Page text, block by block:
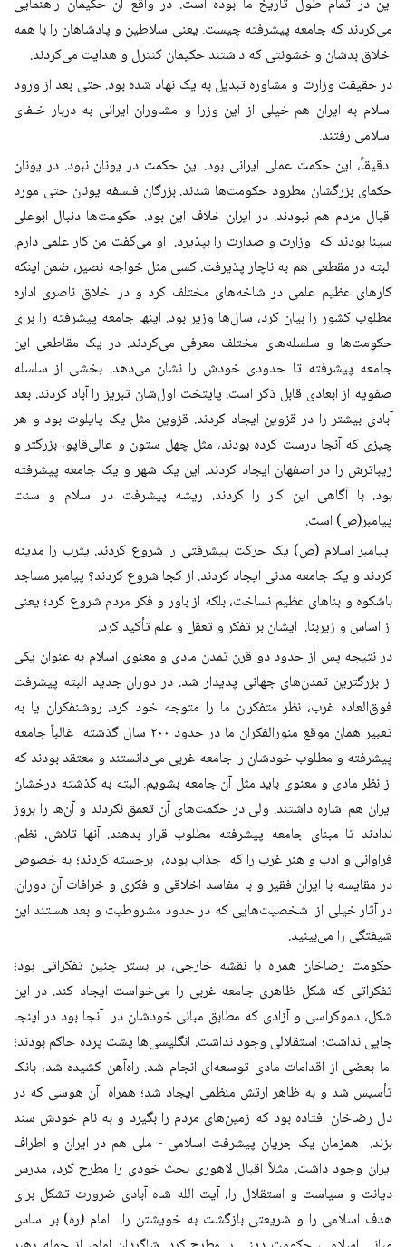
می‌کردند که جامعه پیشرفته چیست. یعنی سلاطین و پادشاهان را با همه
اخلاق بدشان و خشونتی که داشتند حکیمان کنترل و هدایت می‌کردند.
در حقیقت وزارت و مشاوره تبدیل به یک نهاد شده بود. حتی بعد از ورود
اسلام به ایران هم خیلی از این وزرا و مشاوران ایرانی به دربار خلفای
اسلامی رفتند.
دقیقاً، این حکمت عملی ایرانی بود. این حکمت در یونان نبود. در یونان
حکمای بزرگشان مطرود حکومت‌ها شدند. بزرگان فلسفه یونان حتی مورد
اقبال مردم هم نبودند. در ایران خلاف این بود. حکومت‌ها دنبال ابوعلی
سینا بودند که وزارت و صدارت را بپذیرد. او می‌گفت من کار علمی دارم.
البته در مقطعی هم به ناچار پذیرفت. کسی مثل خواجه نصیر، ضمن اینکه
کارهای عظیم علمی در شاخه‌های مختلف کرد و در اخلاق ناصری اداره
مطلوب کشور را بیان کرد، سال‌ها وزیر بود. اینها جامعه پیشرفته را برای
حکومت‌ها و سلسله‌های مختلف معرفی می‌کردند. در یک مقاطعی این
جامعه پیشرفته تا حدودی خودش را نشان می‌دهد. بخشی از سلسله
صفویه از ابعادی قابل ذکر است. پایتخت اول‌شان تبریز را آباد کردند. بعد
آبادی بیشتر را در قزوین ایجاد کردند. قزوین مثل یک پایلوت بود و هر
چیزی که آنجا درست کرده بودند، مثل چهل ستون و عالی‌قاپو، بزرگتر و
زیباترش را در اصفهان ایجاد کردند. این یک شهر و یک جامعه پیشرفته
بود. با آگاهی این کار را کردند. ریشه پیشرفت در اسلام و سنت
پیامبر(ص) است.
پیامبر اسلام (ص) یک حرکت پیشرفتی را شروع کردند. یثرب را مدینه
کردند و یک جامعه مدنی ایجاد کردند. از کجا شروع کردند؟ پیامبر مساجد
باشکوه و بناهای عظیم نساخت، بلکه از باور و فکر مردم شروع کرد؛ یعنی
از اساس و زیربنا. ایشان بر تفکر و تعقل و علم تأکید کرد.
در نتیجه پس از حدود دو قرن تمدن مادی و معنوی اسلام به عنوان یکی
از بزرگترین تمدن‌های جهانی پدیدار شد. در دوران جدید البته پیشرفت
فوق‌العاده غرب، نظر متفکران ما را متوجه خود کرد. روشنفکران یا به
تعبیر همان موقع منورالفکران ما در حدود ۲۰۰ سال گذشته غالباً جامعه
پیشرفته و مطلوب خودشان را جامعه غربی می‌دانستند و معتقد بودند که
از نظر مادی و معنوی باید مثل آن جامعه بشویم. البته به گذشته درخشان
ایران هم اشاره داشتند. ولی در حکمت‌های آن تعمق نکردند و آن‌ها را بروز
ندادند تا مبنای جامعه پیشرفته مطلوب قرار بدهند. آنها تلاش، نظم،
فراوانی و ادب و هنر غرب را که جذاب بوده، برجسته کردند؛ به خصوص
در مقایسه با ایران فقیر و با مفاسد اخلاقی و فکری و خرافات آن دوران.
در آثار خیلی از شخصیت‌هایی که در حدود مشروطیت و بعد هستند این
شیفتگی را می‌بینید.
حکومت رضاخان همراه با نقشه خارجی، بر بستر چنین تفکراتی‌ بود؛
تفکراتی که شکل ظاهری جامعه غربی را می‌خواست ایجاد کند. در این
شکل، دموکراسی و آزادی که مطابق مبانی خودشان در آنجا بود در اینجا
جایی نداشت؛ استقلالی وجود نداشت. انگلیسی‌ها پشت پرده حاکم بودند؛
اما بعضی از اقدامات مادی توسعه‌ای انجام شد. راه‌آهن کشیده شد، بانک
تأسیس شد و به ظاهر ارتش منظمی ایجاد شد؛ همراه آن هوسی که در
دل رضاخان افتاده بود که زمین‌های مردم را بگیرد و به نام خودش سند
بزند. همزمان یک جریان پیشرفت اسلامی - ملی هم در ایران و اطراف
ایران وجود داشت. مثلاً اقبال لاهوری بحث خودی را مطرح کرد، مدرس
دیانت و سیاست و استقلال را، آیت الله شاه آبادی ضرورت تشکل برای
هدف اسلامی را و شریعتی بازگشت به خویشتن را. امام (ره) بر اساس